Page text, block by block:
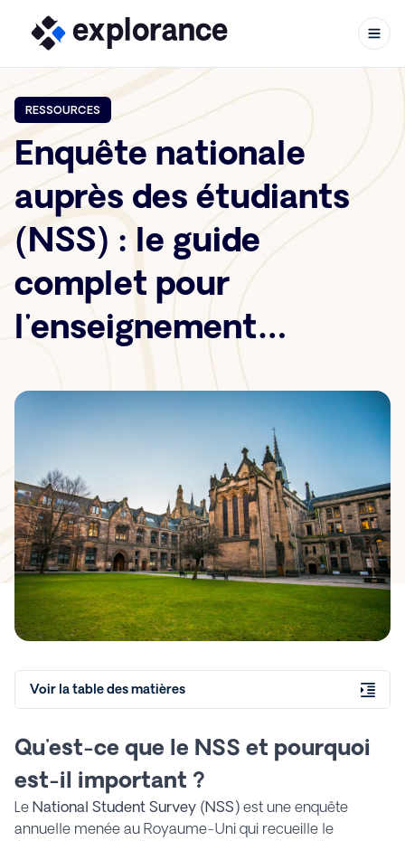
Aller au contenu
RESSOURCES
Enquête nationale
auprès des étudiants
(NSS) : le guide
complet pour
l'enseignement
Royaume-Uni
Voir la table des matières
Qu'est-ce que le NSS et pourquoi
est-il important ?
Le National Student Survey (NSS) est une enquête
annuelle menée au Royaume-Uni qui recueille le